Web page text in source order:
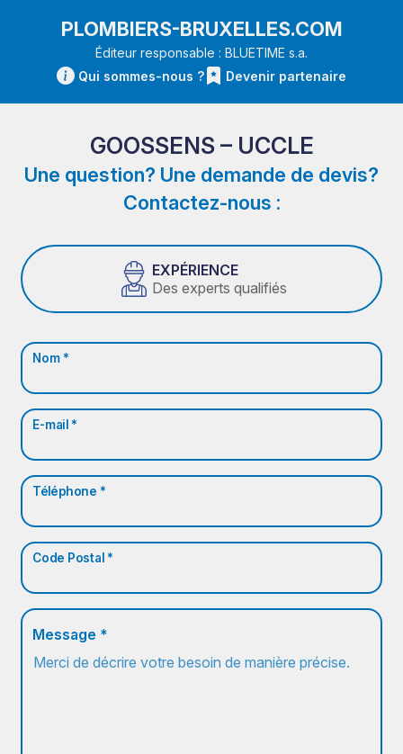
PLOMBIERS-BRUXELLES.COM
Éditeur responsable : BLUETIME s.a.
Qui sommes-nous ?
Devenir partenaire
GOOSSENS – UCCLE
Une question? Une demande de devis?
Contactez-nous :
EXPÉRIENCE
Des experts qualifiés
Nom *
E-mail *
Téléphone *
Code Postal *
Message *